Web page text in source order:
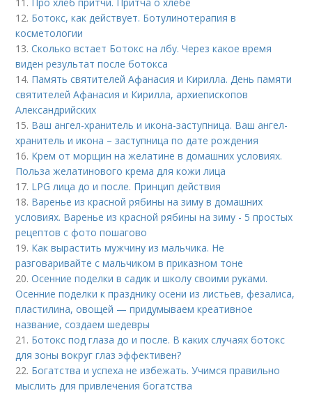
12. Ботокс, как действует. Ботулинотерапия в
косметологии
13.Сколько встает Ботокс на лбу. Через какое время
виден результат после ботокса
14. Память святителей Афанасия и Кирилла. День памяти
святителей Афанасия и Кирилла, архиепископов
Александрийских
15. Ваш ангел-хранитель и икона-заступница. Ваш ангел-
хранитель и икона – заступница по дате рождения
16. Крем от морщин на желатине в домашних условиях.
Польза желатинового крема для кожи лица
17. LPG лица до и после. Принцип действия
18. Варенье из красной рябины на зиму в домашних
условиях. Варенье из красной рябины на зиму - 5 простых
рецептов с фото пошагово
19. Как вырастить мужчину из мальчика. Не
разговаривайте с мальчиком в приказном тоне
20.Осенние поделки в садик и школу своими руками.
Осенние поделки к празднику осени из листьев, фезалиса,
пластилина, овощей — придумываем креативное
название, создаем шедевры
21. Ботокс под глаза до и после. В каких случаях ботокс
для зоны вокруг глаз эффективен?
22. Богатства и успеха не избежать. Учимся правильно
мыслить для привлечения богатства